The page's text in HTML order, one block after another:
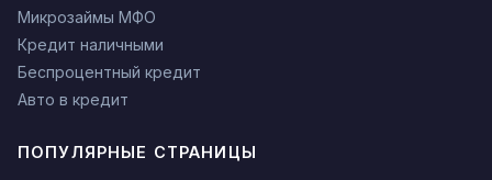
Микрозаймы МФО
Кредит наличными
Беспроцентный кредит
Авто в кредит
ПОПУЛЯРНЫЕ СТРАНИЦЫ